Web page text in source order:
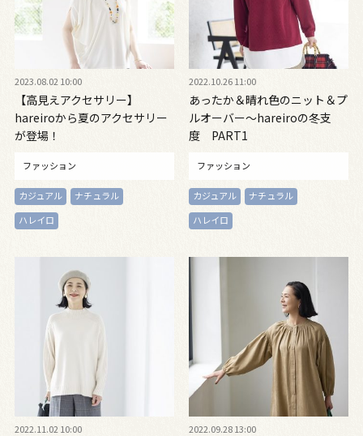
2023.08.02 10:00
【高見えアクセサリー】
hareiroから夏のアクセサリー
が登場！
ファッション
カジュアル
ナチュラル
ハレイロ
2022.10.26 11:00
あったか＆晴れ色のニット＆プ
ルオーバー～hareiroの冬支
度 PART1
ファッション
カジュアル
ナチュラル
ハレイロ
2022.11.02 10:00 2022.09.28 13:00